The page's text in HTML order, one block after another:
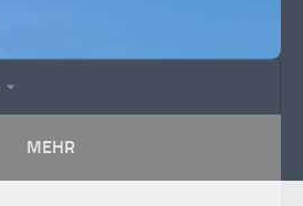
MEHR